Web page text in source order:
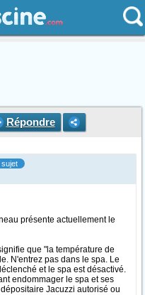
Répondre
sujet
présente actuellement le
que "la température de
N'entrez pas dans le spa. Le
et le spa est désactivé.
endommager le spa et ses
Jacuzzi autorisé ou